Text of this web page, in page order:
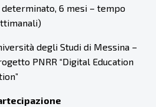
determinato, 6 mesi – tempo
degli Studi di Messina –
PNRR “Digital Education